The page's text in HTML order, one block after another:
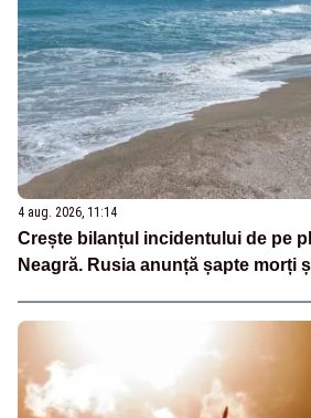
4 aug. 2026, 11:14
Crește bilanțul incidentului de pe
Neagră. Rusia anunță șapte morți